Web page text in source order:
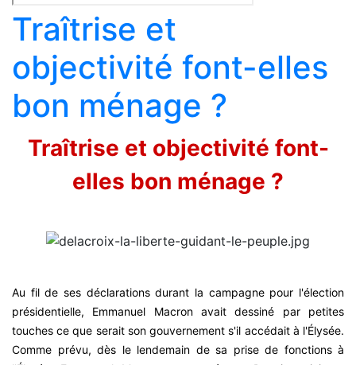
Traîtrise et
objectivité font-elles
bon ménage ?
Traîtrise et objectivité font-
elles bon ménage ?
Au fil de ses déclarations durant la campagne pour l'élection
présidentielle, Emmanuel Macron avait dessiné par petites
touches ce que serait son gouvernement s'il accédait à l'Élysée.
Comme prévu, dès le lendemain de sa prise de fonctions à